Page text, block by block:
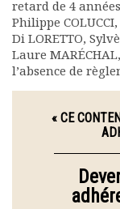
Assemblées
Comptes
Rapports
Rapports
Présentation du
Comité de
développement
retard de 4
Philippe
Di LORETTO,
Laure
l’absence de
« CE